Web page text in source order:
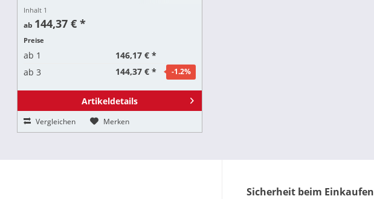
Inhalt 1
ab 144,37 € *
Preise
ab 1
146,17 € *
ab 3 144,37 € * -1.2%
Artikeldetails
Vergleichen Merken
Sicherheit beim Einkaufen